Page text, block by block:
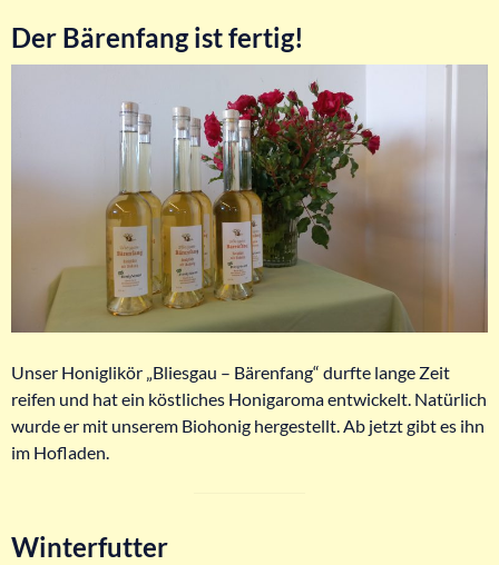
Der Bärenfang ist fertig!
Unser Honiglikör „Bliesgau – Bärenfang“ durfte lange Zeit
reifen und hat ein köstliches Honigaroma entwickelt. Natürlich
wurde er mit unserem Biohonig hergestellt. Ab jetzt gibt es ihn
im Hofladen.
Winterfutter